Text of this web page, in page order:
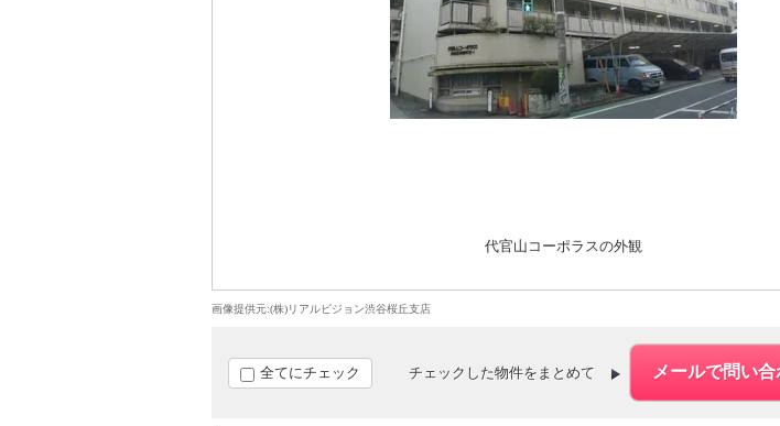
代官山コーポラスの外観
画像提供元:(株)リアルビジョン渋谷桜丘支店
全てにチェック チェックした物件をまとめて